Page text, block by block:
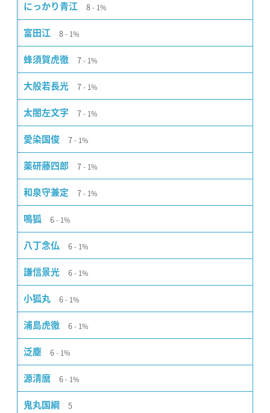
にっかり青江 8 1%
富田江 8 1%
蜂須賀虎徹 7 1%
大般若長光 7 1%
太閤左文字 7 1%
愛染国俊 7 1%
薬研藤四郎 7 1%
和泉守兼定 7 1%
鳴狐 6 1%
八丁念仏 6 1%
謙信景光 6 1%
小狐丸 6 1%
浦島虎徹 6 1%
泛塵 6 1%
源清麿 6 1%
鬼丸国綱 5